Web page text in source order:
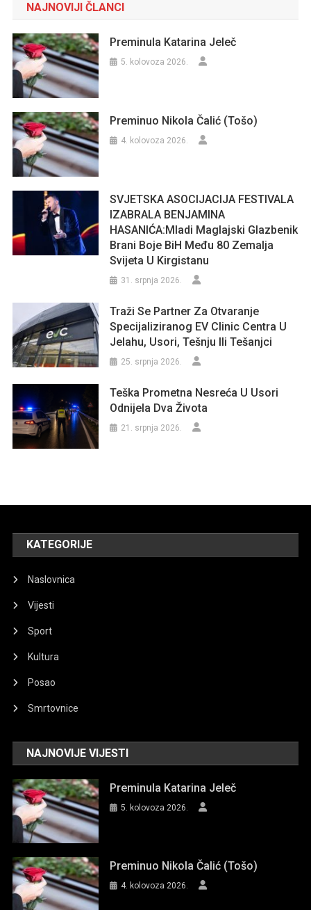
NAJNOVIJI ČLANCI
Preminula Katarina Jeleč
5. kolovoza 2026.
Preminuo Nikola Čalić (Tošo)
4. kolovoza 2026.
SVJETSKA ASOCIJACIJA FESTIVALA
IZABRALA BENJAMINA
HASANIĆA:Mladi Maglajski Glazbenik
Brani Boje BiH Među 80 Zemalja
Svijeta U Kirgistanu
31. srpnja 2026.
Traži Se Partner Za Otvaranje
Specijaliziranog EV Clinic Centra U
Jelahu, Usori, Tešnju Ili Tešanjci
25. srpnja 2026.
Teška Prometna Nesreća U Usori
Odnijela Dva Života
21. srpnja 2026.
KATEGORIJE
Naslovnica
Vijesti
Sport
Kultura
Posao
Smrtovnice
NAJNOVIJE VIJESTI
Preminula Katarina Jeleč
5. kolovoza 2026.
Preminuo Nikola Čalić (Tošo)
4. kolovoza 2026.